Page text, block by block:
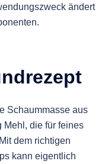
ändert
Schaummasse aus
Mehl, die für feines
dem richtigen
kann eigentlich